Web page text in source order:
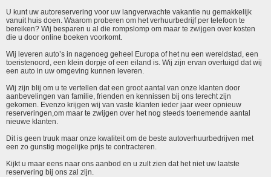
U kunt uw autoreservering voor uw langverwachte vakantie nu gemakkelijk
vanuit huis doen. Waarom proberen om het verhuurbedrijf per telefoon te
bereiken? Wij besparen u al die rompslomp om maar te zwijgen over kosten
die u door online boeken voorkomt.
Wij leveren auto’s in nagenoeg geheel Europa of het nu een wereldstad, een
toeristenoord, een klein dorpje of een eiland is. Wij zijn ervan overtuigd dat wij
een auto in uw omgeving kunnen leveren.
Wij zijn blij om u te vertellen dat een groot aantal van onze klanten door
aanbevelingen van familie, frienden en kennissen bij ons terecht zijn
gekomen. Evenzo krijgen wij van vaste klanten ieder jaar weer opnieuw
reserveringen,om maar te zwijgen over het nog steeds toenemende aantal
nieuwe klanten.
Dit is geen truuk maar onze kwaliteit om de beste autoverhuurbedrijven met
een zo gunstig mogelijke prijs te contracteren.
Kijkt u maar eens naar ons aanbod en u zult zien dat het niet uw laatste
reservering bij ons zal zijn.